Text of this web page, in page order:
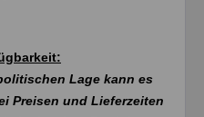
Lage kann es
Preisen und Lieferzeiten